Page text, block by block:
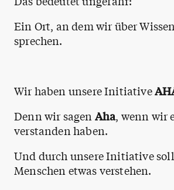
Ein Ort, an dem wir über
sprechen.
Wir haben unsere Initiative
Denn wir sagen Aha, wenn wir
verstanden haben.
Und durch unsere Initiative
Menschen etwas verstehen.